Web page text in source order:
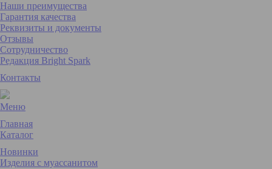
Наши преимущества
Гарантия качества
Реквизиты и документы
Отзывы
Сотрудничество
Редакция Bright Spark
Контакты
Меню
Главная
Каталог
Новинки
Изделия с муассанитом